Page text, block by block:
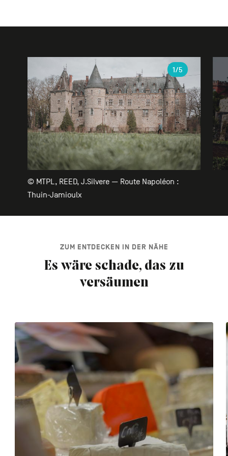
© MTPL, REED, J.Silvere — Route Napoléon :
Thuin-Jamioulx
1/5
ZUM ENTDECKEN IN DER NÄHE
Es wäre schade, das zu
versäumen